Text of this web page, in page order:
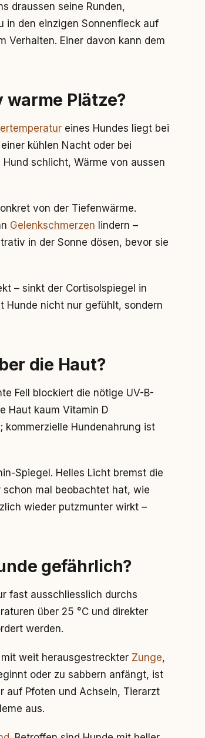
draussen seine Runden,
in den einzigen Sonnenfleck auf
Verhalten. Einer davon kann dem
Plätze?
eines Hundes liegt bei
kühlen Nacht oder bei
schlicht, Wärme von aussen
von der Tiefenwärme.
Gelenkschmerzen lindern –
in der Sonne dösen, bevor sie
– sinkt der Cortisolspiegel in
Hunde nicht nur gefühlt, sondern
die Haut?
Fell blockiert die nötige UV-B-
Haut kaum Vitamin D
; kommerzielle Hundenahrung ist
Spiegel. Helles Licht bremst die
mal beobachtet hat, wie
wieder putzmunter wirkt –
gefährlich?
fast ausschliesslich durchs
über 25 °C und direkter
werden.
weit herausgestreckter Zunge,
oder zu sabbern anfängt, ist
auf Pfoten und Achseln, Tierarzt
aus.